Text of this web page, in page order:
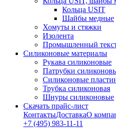
Кольца USIT
Шайбы медные
Хомуты и стяжки
Изолента
Промышленный
Силиконовые материалы
Рукава силиконовые
Патрубки
Силиконовые
Трубка силиконовая
Шнуры силиконовые
Скачать прайс-лист
КонтактыДоставкаО
+7 (495) 983-11-11